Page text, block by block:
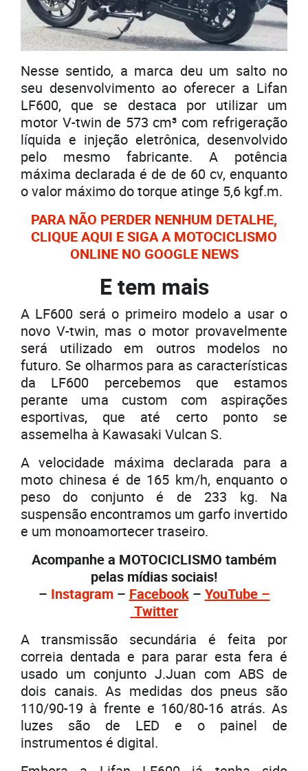
Nesse sentido, a marca deu um salto no
seu desenvolvimento ao oferecer a Lifan
LF600, que se destaca por utilizar um
motor V-twin de 573 cm³ com refrigeração
líquida e injeção eletrônica, desenvolvido
pelo mesmo fabricante. A potência
máxima declarada é de de 60 cv, enquanto
o valor máximo do torque atinge 5,6 kgf.m.
PARA NÃO PERDER NENHUM DETALHE,
CLIQUE AQUI E SIGA A MOTOCICLISMO
ONLINE NO GOOGLE NEWS
E tem mais
A LF600 será o primeiro modelo a usar o
novo V-twin, mas o motor provavelmente
será utilizado em outros modelos no
futuro. Se olharmos para as características
da LF600 percebemos que estamos
perante uma custom com aspirações
esportivas, que até certo ponto se
assemelha à Kawasaki Vulcan S.
A velocidade máxima declarada para a
moto chinesa é de 165 km/h, enquanto o
peso do conjunto é de 233 kg. Na
suspensão encontramos um garfo invertido
e um monoamortecer traseiro.
Acompanhe a MOTOCICLISMO também
pelas mídias sociais!
– Instagram– Facebook– YouTube –
Twitter
A transmissão secundária é feita por
correia dentada e para parar esta fera é
usado um conjunto J.Juan com ABS de
dois canais. As medidas dos pneus são
110/90-19 à frente e 160/80-16 atrás. As
luzes são de LED e o painel de
instrumentos é digital.